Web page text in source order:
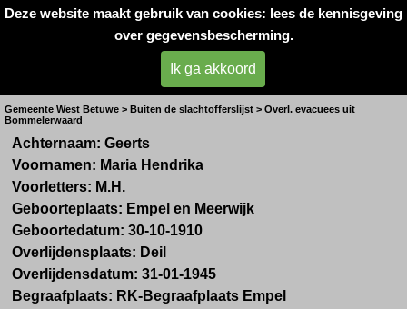
Deze website maakt gebruik van cookies: lees de kennisgeving
over gegevensbescherming.
Ik ga akkoord
Oorlogsslachtoffers
West- Betuwe
Mevr. M.H. Geerts uit Empel
Gemeente West Betuwe > Buiten de slachtofferslijst > Overl. evacuees uit
Bommelerwaard
Achternaam: Geerts
Voornamen: Maria Hendrika
Voorletters: M.H.
Geboorteplaats: Empel en Meerwijk
Geboortedatum: 30-10-1910
Overlijdensplaats: Deil
Overlijdensdatum: 31-01-1945
Begraafplaats: RK-Begraafplaats Empel